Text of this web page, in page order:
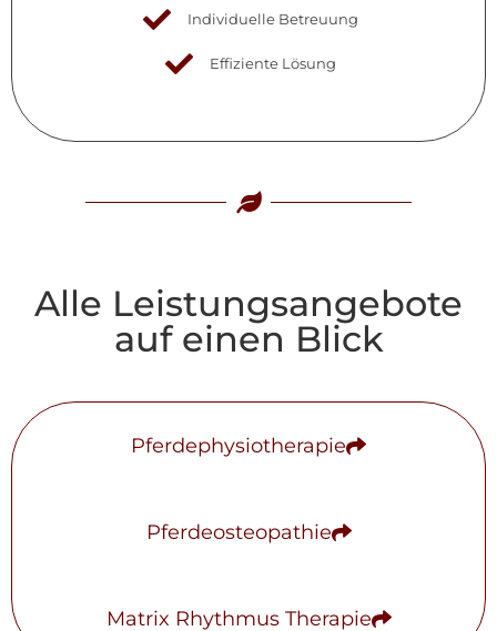
Individuelle Betreuung
Effiziente Lösung
Alle Leistungsangebote
auf einen Blick
Pferdephysiotherapie
Pferdeosteopathie
Matrix Rhythmus Therapie